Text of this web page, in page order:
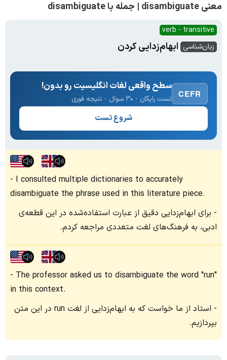
معنی disambiguate | جمله با disambiguate
verb - transitive
زبان‌شناسی ابهام‌زدایی کردن
CEFR
سطح واقعی لغات انگلیسیت رو بدون!
تست رایگان · ۳۰ سوال · نتیجه فوری
شروع تست
I consulted multiple dictionaries to accurately
disambiguate the phrase used in this literature piece.
برای ابهام‌زدایی دقیق از عبارت استفاده‌شده در این قطعه‌ی
ادبی، به فرهنگ‌های لغت متعددی مراجعه کردم.
The professor asked us to disambiguate the word "run"
in this context.
استاد از ما خواست که به ابهام‌زدایی از لغت run در این متن
بپردازیم.